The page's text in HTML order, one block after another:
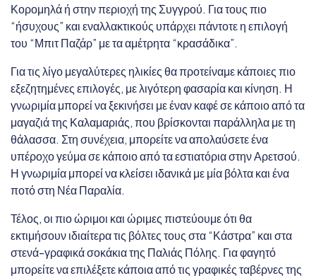
Κορομηλά ή στην περιοχή της Συγγρού. Για τους πιο
“ήσυχους” και εναλλακτικούς υπάρχει πάντοτε η επιλογή
του “Μπιτ Παζάρ” με τα αμέτρητα “κρασάδικα”.
Για τις λίγο μεγαλύτερες ηλικίες θα προτείναμε κάποιες πιο
εξεζητημένες επιλογές, με λιγότερη φασαρία και κίνηση. Η
γνωριμία μπορεί να ξεκινήσει με έναν καφέ σε κάποιο από τα
μαγαζιά της Καλαμαριάς, που βρίσκονται παράλληλα με τη
θάλασσα. Στη συνέχεια, μπορείτε να απολαύσετε ένα
υπέροχο γεύμα σε κάποιο από τα εστιατόρια στην Αρετσού.
Η γνωριμία μπορεί να κλείσει ιδανικά με μία βόλτα και ένα
ποτό στη Νέα Παραλία.
Τέλος, οι πιο ώριμοι και ώριμες πιστεύουμε ότι θα
εκτιμήσουν ιδιαίτερα τις βόλτες τους στα “Κάστρα” και στα
στενά-γραφικά σοκάκια της Παλιάς Πόλης. Για φαγητό
μπορείτε να επιλέξετε κάποια από τις γραφικές ταβέρνες της